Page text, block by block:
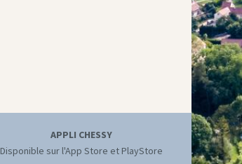
APPLI CHESSY
Disponible sur l'App Store et PlayStore